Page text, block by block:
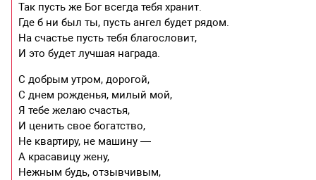
Так пусть же Бог всегда тебя хранит.
Где б ни был ты, пусть ангел будет рядом.
На счастье пусть тебя благословит,
И это будет лучшая награда.
С добрым утром, дорогой,
С днем рожденья, милый мой,
Я тебе желаю счастья,
И ценить свое богатство,
Не квартиру, не машину —
А красавицу жену,
Нежным будь, отзывчивым,